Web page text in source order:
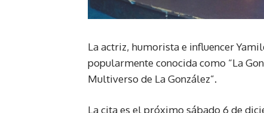
La actriz, humorista e influencer
popularmente conocida como “La
Multiverso de La González”.
La cita es el próximo sábado 6 de